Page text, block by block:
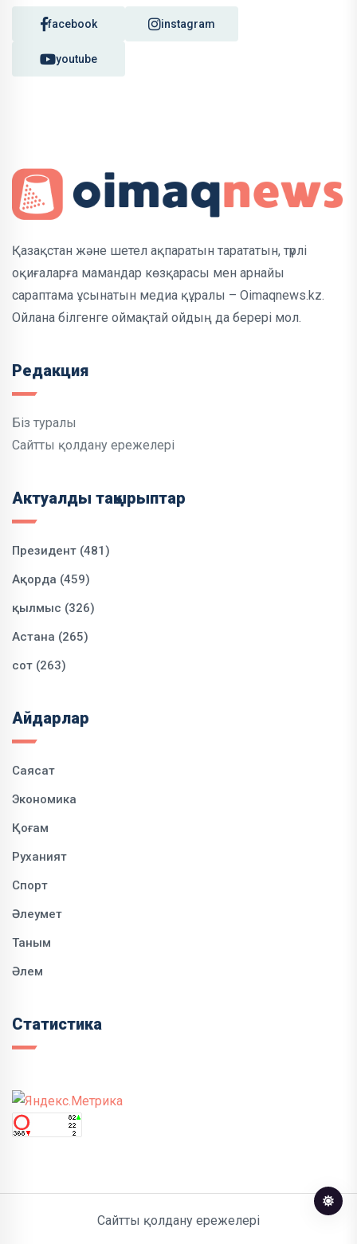
facebook instagram
youtube
Қазақстан және шетел ақпаратын тарататын, түрлі
оқиғаларға мамандар көзқарасы мен арнайы
сараптама ұсынатын медиа құралы – Oimaqnews.kz.
Ойлана білгенге оймақтай ойдың да берері мол.
Редакция
Біз туралы
Сайтты қолдану ережелері
Актуалды тақырыптар
Президент (481)
Ақорда (459)
қылмыс (326)
Астана (265)
сот (263)
Айдарлар
Саясат
Экономика
Қоғам
Руханият
Спорт
Әлеумет
Таным
Әлем
Статистика
Сайтты қолдану ережелері